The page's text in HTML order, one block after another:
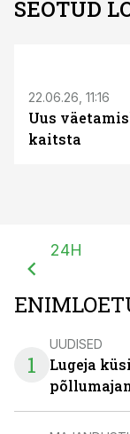
SEOTUD
22.06.26, 11:16
Uus
kaitsta
24H
1
UUDISED
Lugeja